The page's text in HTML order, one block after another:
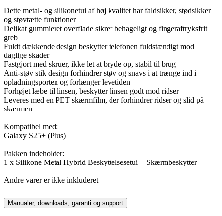
Dette metal- og silikonetui af høj kvalitet har faldsikker, stødsikker
og støvtætte funktioner
Delikat gummieret overflade sikrer behageligt og fingeraftryksfrit
greb
Fuldt dækkende design beskytter telefonen fuldstændigt mod
daglige skader
Fastgjort med skruer, ikke let at bryde op, stabil til brug
Anti-støv stik design forhindrer støv og snavs i at trænge ind i
opladningsporten og forlænger levetiden
Forhøjet læbe til linsen, beskytter linsen godt mod ridser
Leveres med en PET skærmfilm, der forhindrer ridser og slid på
skærmen
Kompatibel med:
Galaxy S25+ (Plus)
Pakken indeholder:
1 x Silikone Metal Hybrid Beskyttelsesetui + Skærmbeskytter
Andre varer er ikke inkluderet
Manualer, downloads, garanti og support